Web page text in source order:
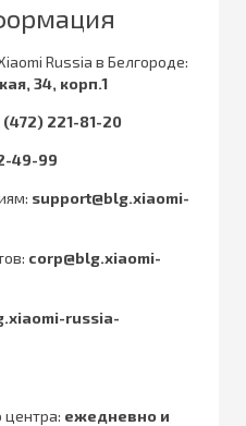
Russia в Белгороде:
34, корп.1
(472) 221-81-20
49-99
support@blg.xiaomi-
corp@blg.xiaomi-
russia-
центра: ежедневно и